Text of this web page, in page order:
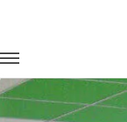
Перевозка